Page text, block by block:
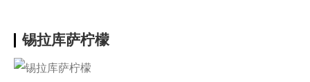
锡拉库萨柠檬